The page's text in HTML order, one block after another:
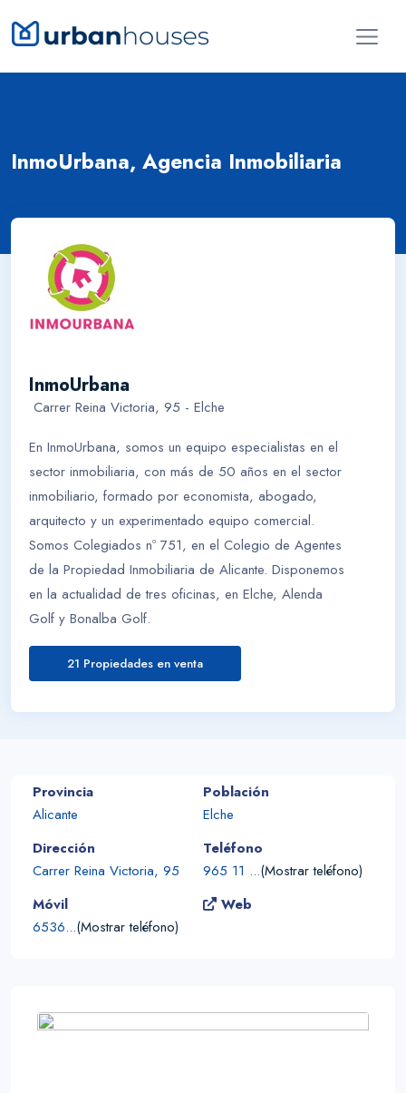
InmoUrbana, Agencia Inmobiliaria
InmoUrbana
Carrer Reina Victoria, 95 - Elche
En InmoUrbana, somos un equipo especialistas en el
sector inmobiliaria, con más de 50 años en el sector
inmobiliario, formado por economista, abogado,
arquitecto y un experimentado equipo comercial.
Somos Colegiados nº 751, en el Colegio de Agentes
de la Propiedad Inmobiliaria de Alicante. Disponemos
en la actualidad de tres oficinas, en Elche, Alenda
Golf y Bonalba Golf.
21 Propiedades en venta
Provincia
Alicante
Población
Elche
Dirección
Carrer Reina Victoria, 95
Teléfono
965 11 ...(Mostrar teléfono)
Móvil
6536...(Mostrar teléfono)
Web